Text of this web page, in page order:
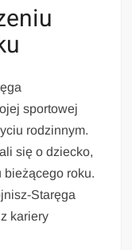
sportowej
rodzinnym.
się o dziecko,
bieżącego roku.
Staręga
kariery